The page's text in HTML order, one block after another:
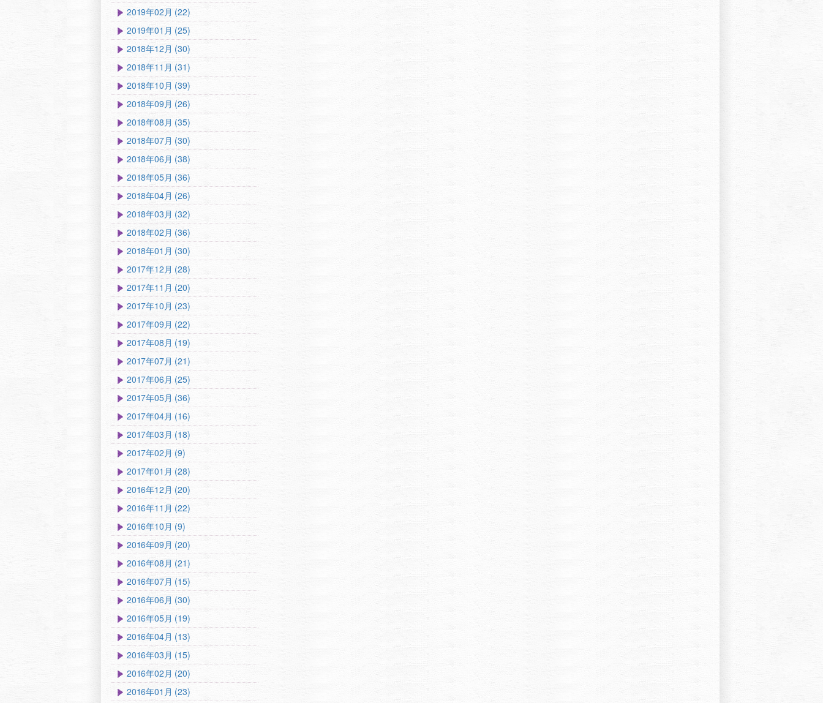
2019年02月 (22)
2019年01月 (25)
2018年12月 (30)
2018年11月 (31)
2018年10月 (39)
2018年09月 (26)
2018年08月 (35)
2018年07月 (30)
2018年06月 (38)
2018年05月 (36)
2018年04月 (26)
2018年03月 (32)
2018年02月 (36)
2018年01月 (30)
2017年12月 (28)
2017年11月 (20)
2017年10月 (23)
2017年09月 (22)
2017年08月 (19)
2017年07月 (21)
2017年06月 (25)
2017年05月 (36)
2017年04月 (16)
2017年03月 (18)
2017年02月 (9)
2017年01月 (28)
2016年12月 (20)
2016年11月 (22)
2016年10月 (9)
2016年09月 (20)
2016年08月 (21)
2016年07月 (15)
2016年06月 (30)
2016年05月 (19)
2016年04月 (13)
2016年03月 (15)
2016年02月 (20)
2016年01月 (23)